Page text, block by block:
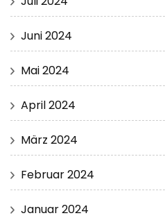
Juni 2024
Mai 2024
April 2024
März 2024
Februar 2024
Januar 2024